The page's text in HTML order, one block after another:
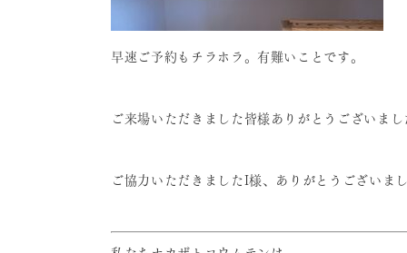
早速ご予約もチラホラ。有難いことです。
ご来場いただきました皆様ありがとうございまし
ご協力いただきましたI様、ありがとうございまし